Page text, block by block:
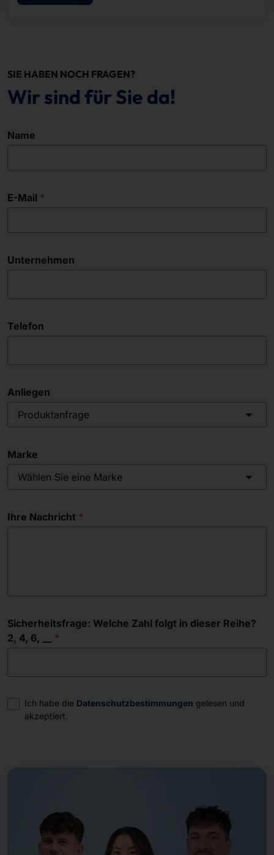
SIE HABEN NOCH FRAGEN?
Wir sind für Sie da!
Name
E-Mail
Unternehmen
Telefon
Anliegen
Produktanfrage
Marke
Wählen Sie eine Marke
Ihre Nachricht
Sicherheitsfrage: Welche Zahl folgt in dieser Reihe?
2, 4, 6, __
Einwilligung
Ich habe die Datenschutzbestimmungen gelesen und
akzeptiert.